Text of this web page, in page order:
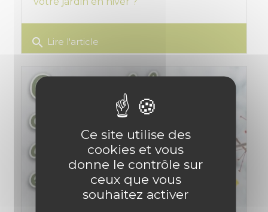
search Lire l'article
Ce site utilise des
cookies et vous
donne le contrôle sur
ceux que vous
souhaitez activer